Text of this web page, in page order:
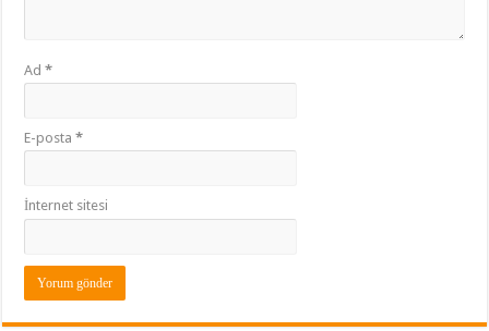
Ad*
E-posta*
İnternet sitesi